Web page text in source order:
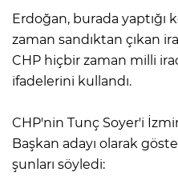
Erdoğan, burada yaptığı
zaman sandıktan çıkan
CHP hiçbir zaman milli
ifadelerini kullandı.
CHP'nin Tunç Soyer'i
Başkan adayı olarak
şunları söyledi: